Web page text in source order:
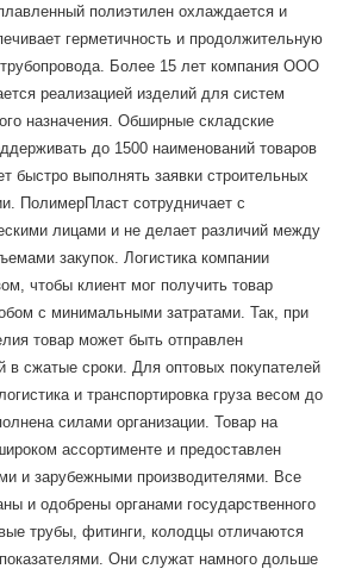
полиэтилен охлаждается и
герметичность и продолжительную
трубопровода. Более 15 лет компания ООО
реализацией изделий для систем
назначения. Обширные складские
до 1500 наименований товаров
быстро выполнять заявки строительных
ПолимерПласт сотрудничает с
лицами и не делает различий между
закупок. Логистика компании
чтобы клиент мог получить товар
с минимальными затратами. Так, при
товар может быть отправлен
в сжатые сроки. Для оптовых покупателей
и транспортировка груза весом до
силами организации. Товар на
ассортименте и предоставлен
и зарубежными производителями. Все
и одобрены органами государственного
трубы, фитинги, колодцы отличаются
Они служат намного дольше